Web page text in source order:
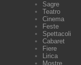
Sagre
Teatro
Cinema
Feste
Spettacoli
Cabaret
Fiere
Lirica
Mostre